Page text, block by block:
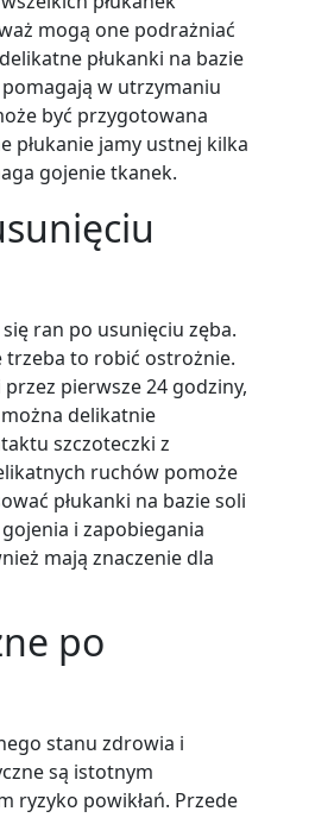
mogą one podrażniać
płukanki na bazie
w utrzymaniu
być przygotowana
płukanie jamy ustnej kilka
gojenie tkanek.
ran po usunięciu zęba.
trzeba to robić ostrożnie.
pierwsze 24 godziny,
delikatnie
szczoteczki z
ruchów pomoże
płukanki na bazie soli
i zapobiegania
mają znaczenie dla
po
stanu zdrowia i
są istotnym
ryzyko powikłań. Przede